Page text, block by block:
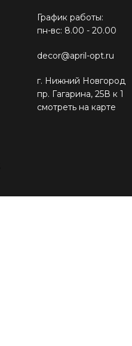
График работы:
пн-вс: 8.00 - 20.00
decor@april-opt.ru
г. Нижний Новгород
пр. Гагарина, 25В к 1
смотреть на карте